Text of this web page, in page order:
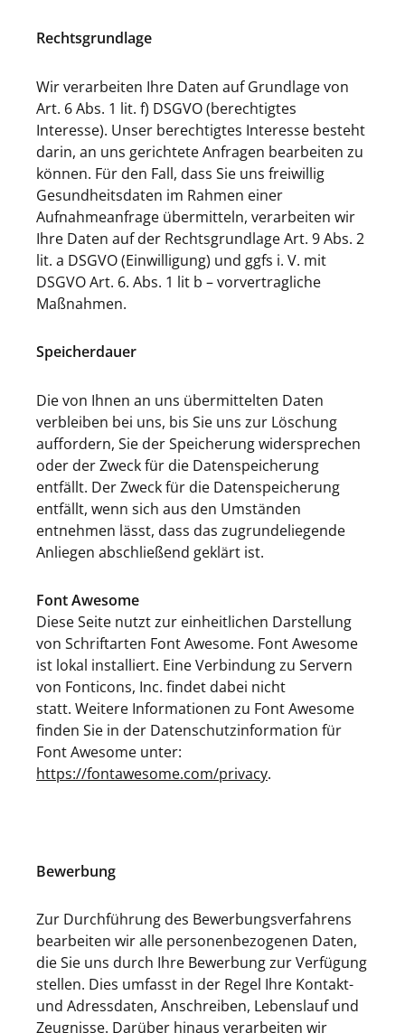
Rechtsgrundlage
Wir verarbeiten Ihre Daten auf Grundlage von
Art. 6 Abs. 1 lit. f) DSGVO (berechtigtes
Interesse). Unser berechtigtes Interesse besteht
darin, an uns gerichtete Anfragen bearbeiten zu
können. Für den Fall, dass Sie uns freiwillig
Gesundheitsdaten im Rahmen einer
Aufnahmeanfrage übermitteln, verarbeiten wir
Ihre Daten auf der Rechtsgrundlage Art. 9 Abs. 2
lit. a DSGVO (Einwilligung) und ggfs i. V. mit
DSGVO Art. 6. Abs. 1 lit b – vorvertragliche
Maßnahmen.
Speicherdauer
Die von Ihnen an uns übermittelten Daten
verbleiben bei uns, bis Sie uns zur Löschung
auffordern, Sie der Speicherung widersprechen
oder der Zweck für die Datenspeicherung
entfällt. Der Zweck für die Datenspeicherung
entfällt, wenn sich aus den Umständen
entnehmen lässt, dass das zugrundeliegende
Anliegen abschließend geklärt ist.
Font Awesome
Diese Seite nutzt zur einheitlichen Darstellung
von Schriftarten Font Awesome. Font Awesome
ist lokal installiert. Eine Verbindung zu Servern
von Fonticons, Inc. findet dabei nicht
statt. Weitere Informationen zu Font Awesome
finden Sie in der Datenschutzinformation für
Font Awesome unter:
https://fontawesome.com/privacy.
Bewerbung
Zur Durchführung des Bewerbungsverfahrens
bearbeiten wir alle personenbezogenen Daten,
die Sie uns durch Ihre Bewerbung zur Verfügung
stellen. Dies umfasst in der Regel Ihre Kontakt-
und Adressdaten, Anschreiben, Lebenslauf und
Zeugnisse. Darüber hinaus verarbeiten wir